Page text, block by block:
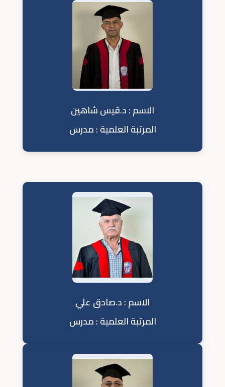
الاسم : د.قيس شاهين
المرتبة العلمية : مدرس
الاسم : د.صادق علي
المرتبة العلمية : مدرس